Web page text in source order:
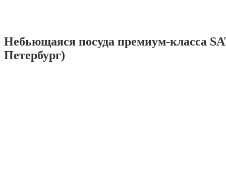
Небьющаяся посуда премиум-класса
Петербург)